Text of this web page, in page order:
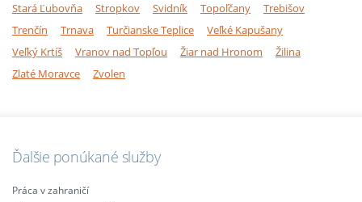
Stará Ľubovňa
Stropkov Svidník Topoľčany
Trebišov
Trenčín
Trnava Turčianske Teplice
Veľké Kapušany
Veľký Krtíš
Vranov nad Topľou Žiar nad Hronom
Žilina
Zlaté Moravce
Zvolen
Ďalšie ponúkané služby
Práca v zahraničí